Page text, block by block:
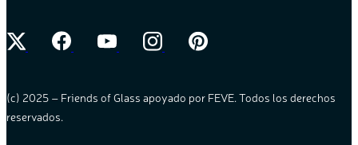
(c) 2025 – Friends of Glass apoyado por FEVE. Todos los derechos
reservados.